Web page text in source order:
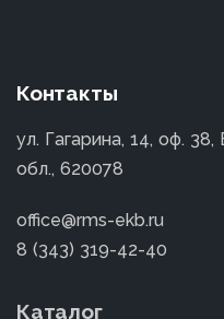
Контакты
ул. Гагарина, 14, оф.
обл., 620078
office@rms-ekb.ru
8 (343) 319-42-40
Каталог